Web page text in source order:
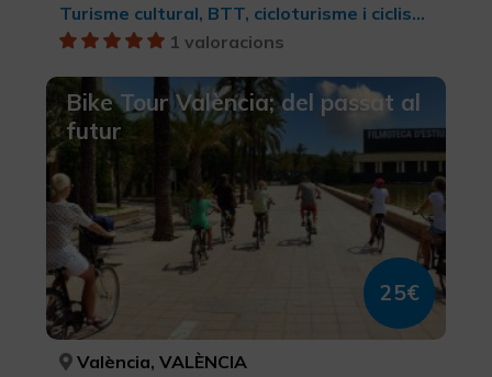
Turisme cultural, BTT, cicloturisme i ciclisme
1 valoracions
Bike Tour València; del passat al
futur
25€
València, VALÈNCIA